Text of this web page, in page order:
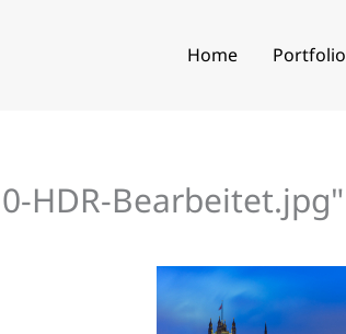
Home Portfolio
HDR-Bearbeitet.jpg"